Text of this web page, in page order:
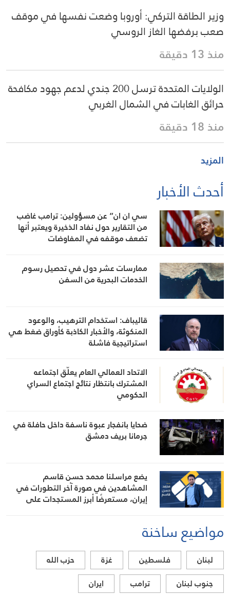
وزير الطاقة التركي: أوروبا وضعت نفسها في موقف
صعب برفضها الغاز الروسي
منذ 13 دقيقة
الولايات المتحدة ترسل 200 جندي لدعم جهود مكافحة
حرائق الغابات في الشمال الغربي
منذ 18 دقيقة
المزيد
أحدث الأخبار
سي ان ان” عن مسؤولين: ترامب غاضب
من التقارير حول نفاد الذخيرة ويعتبر أنها
تضعف موقفه في المفاوضات
ممارسات عشر دول في تحصيل رسوم
الخدمات البحرية من السفن
قاليباف: استخدام الترهيب، والوعود
المنكوثة، والأخبار الكاذبة كأوراق ضغط هي
استراتيجية فاشلة
الاتحاد العمالي العام يعلّق اجتماعه
المشترك بانتظار نتائج اجتماع السراي
الحكومي
ضحايا بانفجار عبوة ناسفة داخل حافلة في
جرمانا بريف دمشق
يضع مراسلنا محمد حسن قاسم
المشاهدين في صورة آخر التطورات في
إيران، مستعرضًا أبرز المستجدات على
الصلة بالشأنين الداخلي والإقليميمواضيع ساخنة
لبنان فلسطين غزة
حزب الله
جنوب لبنان
ترامب
ايران